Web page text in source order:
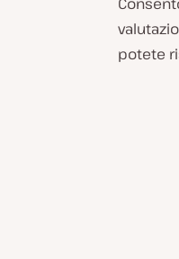
potete